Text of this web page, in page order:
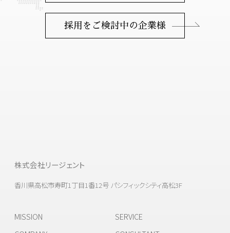
採用をご検討中の企業様
株式会社リージェント
香川県高松市寿町1丁目1番12号 パシフィックシティ高松3F
MISSION
SERVICE